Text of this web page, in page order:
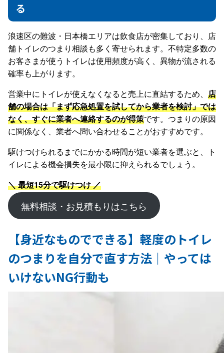
る
浪速区の難波・日本橋エリアは飲食店が密集しており、店
舗トイレのつまり相談も多く寄せられます。不特定多数の
お客さまが使うトイレは使用頻度が高く、異物が流される
確率も上がります。
営業中にトイレが使えなくなると売上に直結するため、 店
舗の場合は「まず応急処置を試してから業者を検討」では
なく、すぐに業者へ連絡するのが得策です。つまりの原因
に関係なく、業者へ問い合わせることがおすすめです。
駆けつけられるまでにかかる時間が短い業者を選ぶと、ト
イレによる機会損失を最小限に抑えられるでしょう。
＼ 最短15分で駆けつけ ／
無料相談・お見積もりはこちら
【身近なものでできる】軽度のトイレ
のつまりを自分で直す方法｜やっては
いけないNG行動も